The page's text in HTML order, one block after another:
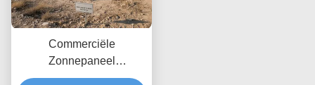
Commerciële
Zonnepaneel
Grondmontagesystemen